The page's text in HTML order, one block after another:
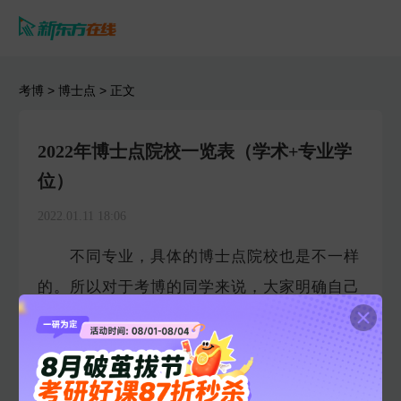
考博 > 博士点 > 正文
2022年博士点院校一览表（学术+专业学
位）
2022.01.11 18:06
不同专业，具体的博士点院校也是不一样
的。所以对于考博的同学来说，大家明确自己
的考博专业之后，要进一步的了解具体的博士
点院校。为了方便2022考博的同学更好的查询
到报考专业对应的院校，小编为大家整理了相